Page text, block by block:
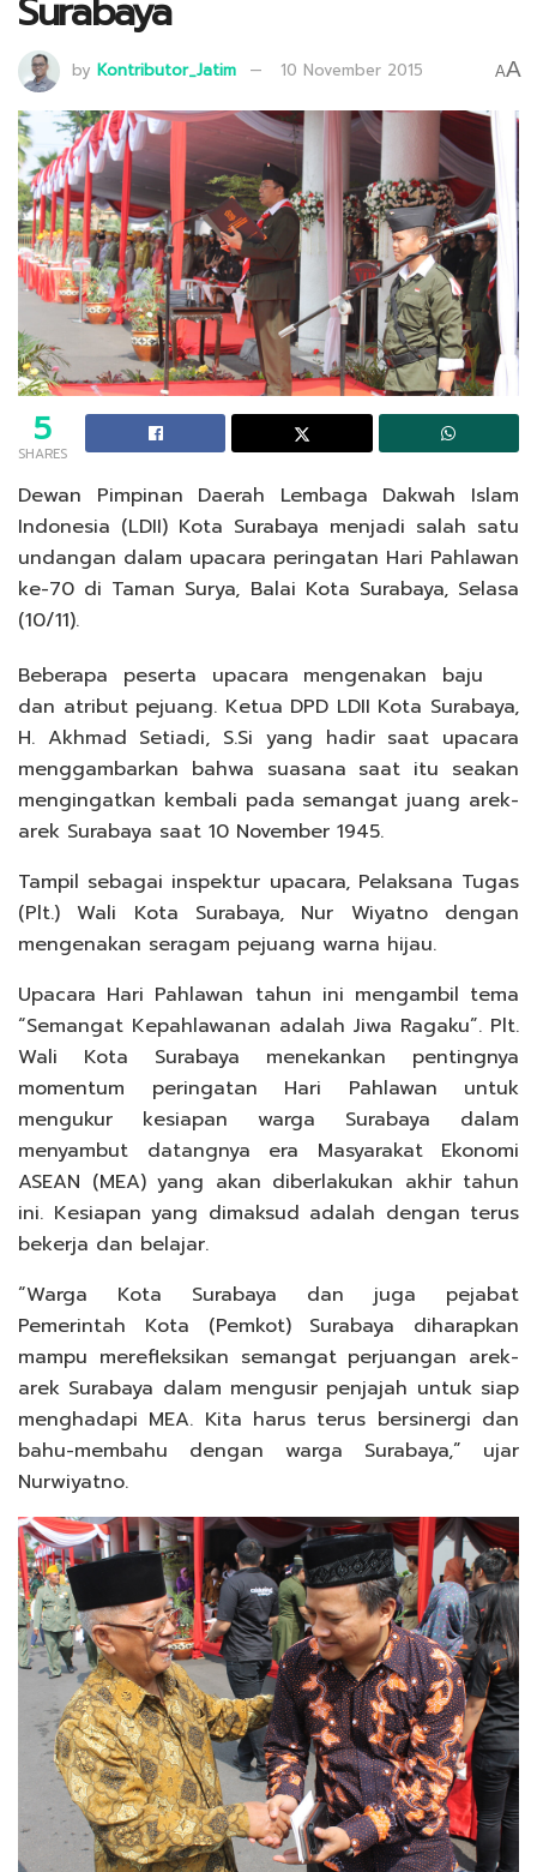
Surabaya
by Kontributor_Jatim 10 November 2015 AA
5
SHARES
Dewan Pimpinan Daerah Lembaga Dakwah Islam
Indonesia (LDII) Kota Surabaya menjadi salah satu
undangan dalam upacara peringatan Hari Pahlawan
ke-70 di Taman Surya, Balai Kota Surabaya, Selasa
(10/11).
Beberapa peserta upacara mengenakan baju
dan atribut pejuang. Ketua DPD LDII Kota Surabaya,
H. Akhmad Setiadi, S.Si yang hadir saat upacara
menggambarkan bahwa suasana saat itu seakan
mengingatkan kembali pada semangat juang arek-
arek Surabaya saat 10 November 1945.
Tampil sebagai inspektur upacara, Pelaksana Tugas
(Plt.) Wali Kota Surabaya, Nur Wiyatno dengan
mengenakan seragam pejuang warna hijau.
Upacara Hari Pahlawan tahun ini mengambil tema
“Semangat Kepahlawanan adalah Jiwa Ragaku”. Plt.
Wali Kota Surabaya menekankan pentingnya
momentum peringatan Hari Pahlawan untuk
mengukur kesiapan warga Surabaya dalam
menyambut datangnya era Masyarakat Ekonomi
ASEAN (MEA) yang akan diberlakukan akhir tahun
ini. Kesiapan yang dimaksud adalah dengan terus
bekerja dan belajar.
“Warga Kota Surabaya dan juga pejabat
Pemerintah Kota (Pemkot) Surabaya diharapkan
mampu merefleksikan semangat perjuangan arek-
arek Surabaya dalam mengusir penjajah untuk siap
menghadapi MEA. Kita harus terus bersinergi dan
bahu-membahu dengan warga Surabaya,” ujar
Nurwiyatno.